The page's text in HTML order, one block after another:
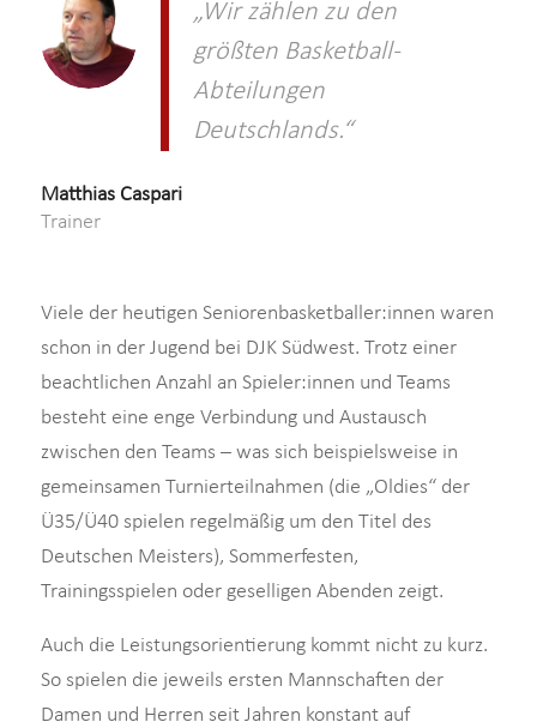
„Wir zählen zu den
größten Basketball-
Abteilungen
Deutschlands.“
Matthias Caspari
Trainer
Viele der heutigen Seniorenbasketballer:innen waren
schon in der Jugend bei DJK Südwest. Trotz einer
beachtlichen Anzahl an Spieler:innen und Teams
besteht eine enge Verbindung und Austausch
zwischen den Teams – was sich beispielsweise in
gemeinsamen Turnierteilnahmen (die „Oldies“ der
Ü35/Ü40 spielen regelmäßig um den Titel des
Deutschen Meisters), Sommerfesten,
Trainingsspielen oder geselligen Abenden zeigt.
Auch die Leistungsorientierung kommt nicht zu kurz.
So spielen die jeweils ersten Mannschaften der
Damen und Herren seit Jahren konstant auf